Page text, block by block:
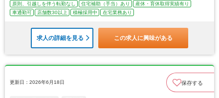
原則、引越しを伴う転勤なし
住宅補助（手当）あり
産休・育休取得実績有り
車通勤可
店舗数30以上 積極採用中 在宅業務あり
求人の詳細を見る この求人に興味がある
更新日：2026年6月18日 保存する